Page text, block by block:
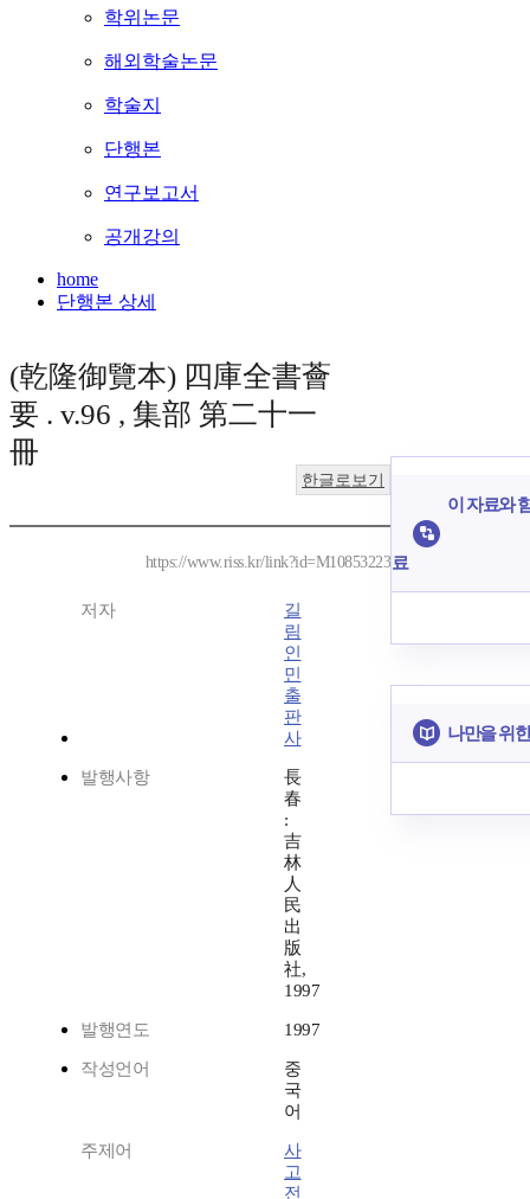
학위논문
해외학술논문
학술지
단행본
연구보고서
공개강의
home
단행본 상세
(乾隆御覽本) 四庫全書薈
要 . v.96 , 集部 第二十一
冊
한글로보기
https://www.riss.kr/link?id=M10853223
저자
길
림
인
민
출
판
사
발행사항
長
春
:
吉
林
人
民
出
版
社,
1997
발행연도 1997
작성언어
중
국
어
주제어
사
고
전
이 자료와
료
나만을 위